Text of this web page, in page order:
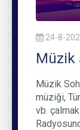
24-8-
Müzik
Müzik
müziği,
vb.